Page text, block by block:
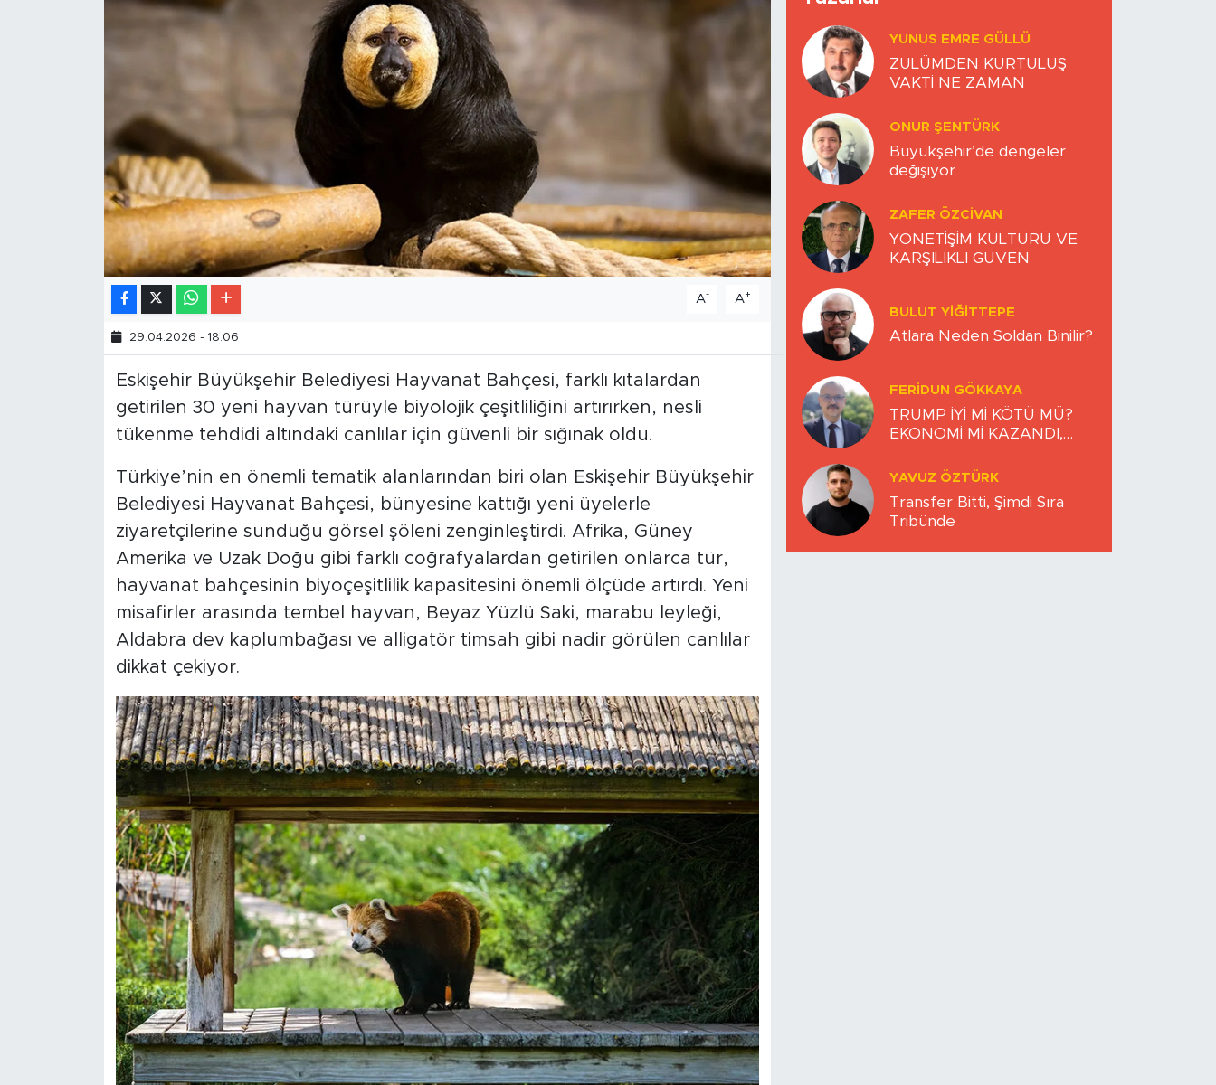
A- A+
29.04.2026 - 18:06
Eskişehir Büyükşehir Belediyesi Hayvanat Bahçesi, farklı kıtalardan
getirilen 30 yeni hayvan türüyle biyolojik çeşitliliğini artırırken, nesli
tükenme tehdidi altındaki canlılar için güvenli bir sığınak oldu.
Türkiye’nin en önemli tematik alanlarından biri olan Eskişehir Büyükşehir
Belediyesi Hayvanat Bahçesi, bünyesine kattığı yeni üyelerle
ziyaretçilerine sunduğu görsel şöleni zenginleştirdi. Afrika, Güney
Amerika ve Uzak Doğu gibi farklı coğrafyalardan getirilen onlarca tür,
hayvanat bahçesinin biyoçeşitlilik kapasitesini önemli ölçüde artırdı. Yeni
misafirler arasında tembel hayvan, Beyaz Yüzlü Saki, marabu leyleği,
Aldabra dev kaplumbağası ve alligatör timsah gibi nadir görülen canlılar
dikkat çekiyor.
YUNUS EMRE GÜLLÜ
ZULÜMDEN KURTULUŞ
VAKTİ NE ZAMAN
ONUR ŞENTÜRK
Büyükşehir’de dengeler
değişiyor
ZAFER ÖZCIVAN
YÖNETİŞİM KÜLTÜRÜ VE
KARŞILIKLI GÜVEN
BULUT YİĞİTTEPE
Atlara Neden Soldan Binilir?
FERIDUN GÖKKAYA
TRUMP İYİ Mİ KÖTÜ MÜ?
EKONOMİ Mİ KAZANDI,
YAVUZ ÖZTÜRK
Transfer Bitti, Şimdi Sıra
Tribünde